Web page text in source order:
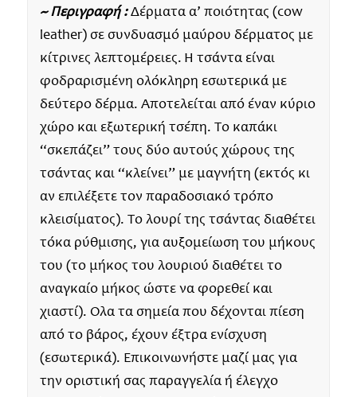
~ Περιγραφή :Δέρματα α’ ποιότητας (cow
leather) σε συνδυασμό μαύρου δέρματος με
κίτρινες λεπτομέρειες. Η τσάντα είναι
φοδραρισμένη ολόκληρη εσωτερικά με
δεύτερο δέρμα. Aποτελείται από έναν κύριο
χώρο και εξωτερική τσέπη. Το καπάκι
“σκεπάζει” τους δύο αυτούς χώρους της
τσάντας και “κλείνει” με μαγνήτη (εκτός κι
αν επιλέξετε τον παραδοσιακό τρόπο
κλεισίματος). Το λουρί της τσάντας διαθέτει
τόκα ρύθμισης, για αυξομείωση του μήκους
του (το μήκος του λουριού διαθέτει το
αναγκαίο μήκος ώστε να φορεθεί και
χιαστί). Όλα τα σημεία που δέχονται πίεση
από το βάρος, έχουν έξτρα ενίσχυση
(εσωτερικά). Επικοινωνήστε μαζί μας για
την οριστική σας παραγγελία ή έλεγχο